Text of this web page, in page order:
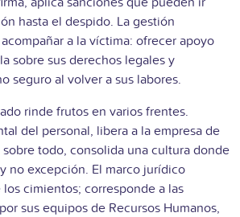
hasta el despido. La gestión
a la víctima: ofrecer apoyo
sobre sus derechos legales y
seguro al volver a sus labores.
rinde frutos en varios frentes.
del personal, libera a la empresa de
todo, consolida una cultura donde
no excepción. El marco jurídico
cimientos; corresponde a las
sus equipos de Recursos Humanos,